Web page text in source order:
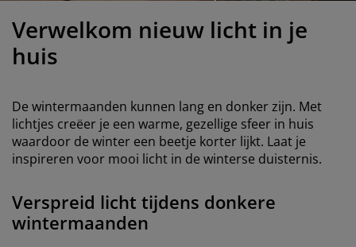
en accessoires
en strijken
Verwelkom nieuw licht in je
huis
De wintermaanden kunnen lang en donker zijn. Met
lichtjes creëer je een warme, gezellige sfeer in huis
waardoor de winter een beetje korter lijkt. Laat je
inspireren voor mooi licht in de winterse duisternis.
Verspreid licht tijdens donkere
wintermaanden